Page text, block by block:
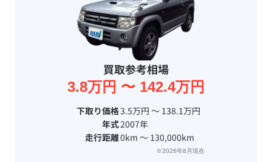
買取参考相場
3.8万円 〜 142.4万円
下取り価格3.5万円 〜 138.1万円
年式2007年
走行距離0km 〜 130,000km
※2026年8月現在